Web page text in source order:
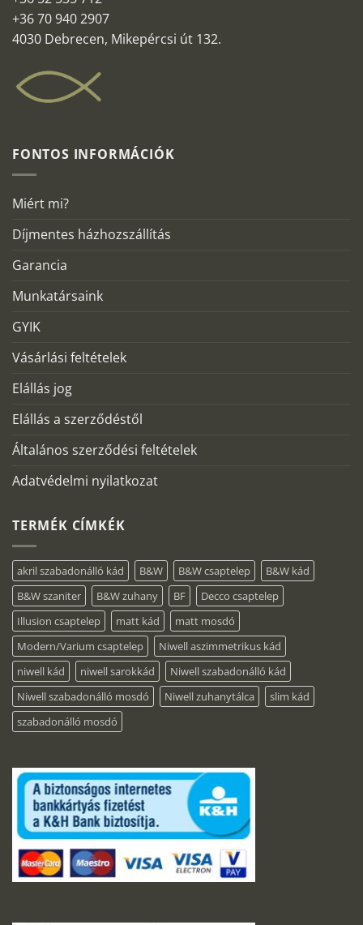
+36 70 940 2907
4030 Debrecen, Mikepércsi út 132.
FONTOS INFORMÁCIÓK
Miért mi?
Díjmentes házhozszállítás
Garancia
Munkatársaink
GYIK
Vásárlási feltételek
Elállás jog
Elállás a szerződéstől
Általános szerződési feltételek
Adatvédelmi nyilatkozat
TERMÉK CÍMKÉK
akril szabadonálló kád B&W B&W csaptelep
B&W kád
B&W szaniter
B&W zuhany BF
Decco csaptelep
Illusion csaptelep
matt kád
matt mosdó
Modern/Varium csaptelep
Niwell aszimmetrikus kád
niwell kád
niwell sarokkád
Niwell szabadonálló kád
Niwell szabadonálló mosdó
Niwell zuhanytálca
slim kád
szabadonálló mosdó